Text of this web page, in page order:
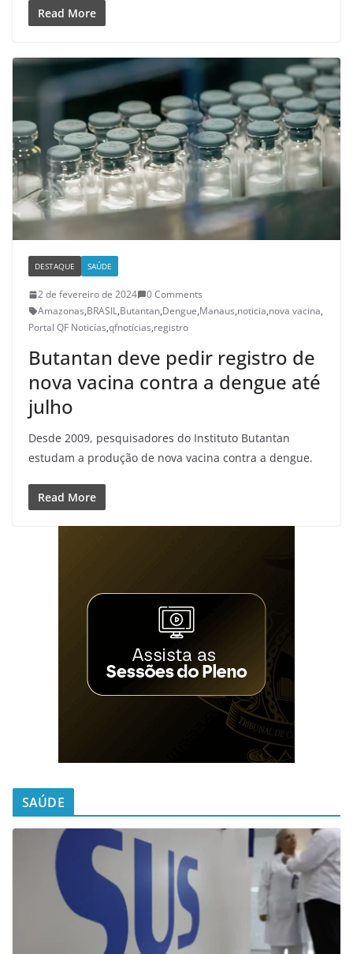
Read More
DESTAQUE SAÚDE
2 de fevereiro de 2024
0 Comments
Amazonas,BRASIL,Butantan,Dengue,Manaus,noticia,nova vacina,
Portal QF Noticías,qfnotícias,registro
Butantan deve pedir registro de
nova vacina contra a dengue até
julho
Desde 2009, pesquisadores do Instituto Butantan
estudam a produção de nova vacina contra a dengue.
Read More
SAÚDE